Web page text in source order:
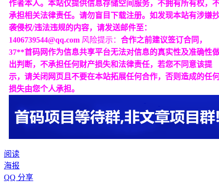
作者本人。本站仅提供信息存储空间服务，不拥有所有权，
承担相关法律责任。请勿盲目下载注册。如发现本站有涉嫌
袭侵权/违法违规的内容，请发送邮件至：
1406739544@qq.com 风险提示： 合作之前建议签订合同，
37**首码网作为信息共享平台无法对信息的真实性及准确性
出判断，不承担任何财产损失和法律责任，若您不同意该提
示，请关闭网页且不要在本站拓展任何合作，否则造成的任
损失由您个人承担。
阅读
海报
QQ 分享